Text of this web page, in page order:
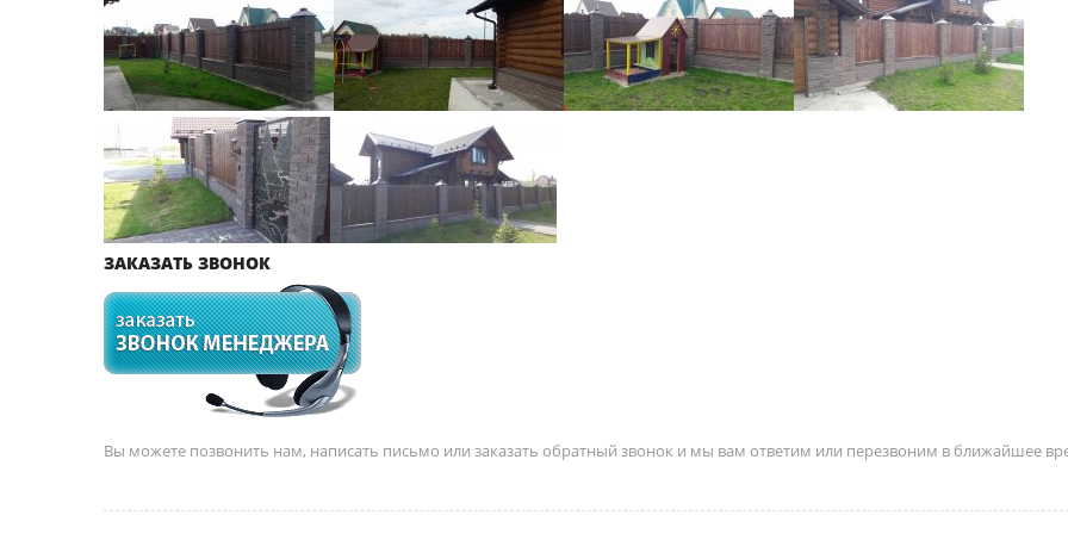
ЗАКАЗАТЬ ЗВОНОК
Вы можете позвонить нам, написать письмо или заказать обратный звонок и мы вам ответим или перезвоним в ближайшее